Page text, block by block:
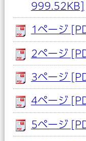
999.52KB]
1ページ
2ページ
3ページ
4ページ
5ページ